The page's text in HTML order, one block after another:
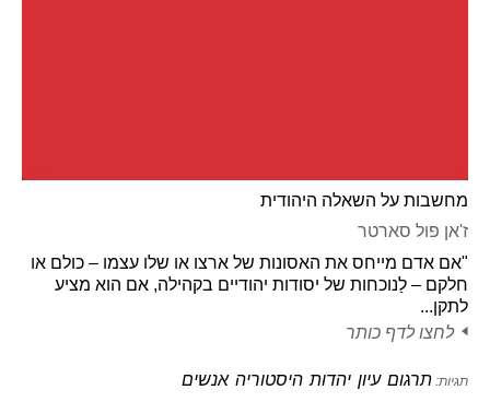
מחשבות על השאלה היהודית
ז'אן פול סארטר
"אם אדם מייחס את האסונות של ארצו או שלו עצמו – כולם או
חלקם – לַנוכחות של יסודות יהודיים בקהילה, אם הוא מציע
לתקן...
לחצו לדף כותר
תגיות: תרגום עיון יהדות היסטוריה אנשים